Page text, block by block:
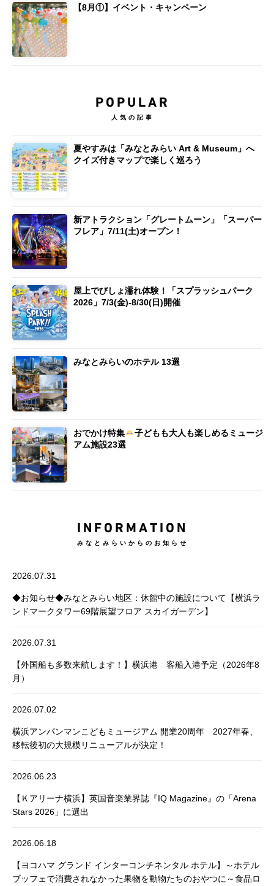
【8月①】イベント・キャンペーン
POPULAR
人気の記事
夏やすみは「みなとみらい Art & Museum」へ
クイズ付きマップで楽しく巡ろう
新アトラクション「グレートムーン」「スーパー
フレア」7/11(土)オープン！
屋上でびしょ濡れ体験！「スプラッシュパーク
2026」7/3(金)-8/30(日)開催
みなとみらいのホテル 13選
おでかけ特集
子どもも大人も楽しめるミュージ
アム施設23選
INFORMATION
みなとみらいからのお知らせ
2026.07.31
◆お知らせ◆みなとみらい地区：休館中の施設について【横浜ラ
ンドマークタワー69階展望フロア スカイガーデン】
2026.07.31
【外国船も多数来航します！】横浜港 客船入港予定（2026年8
月）
2026.07.02
横浜アンパンマンこどもミュージアム 開業20周年 2027年春、
移転後初の大規模リニューアルが決定！
2026.06.23
【Ｋアリーナ横浜】英国音楽業界誌『IQ Magazine』の「Arena
Stars 2026」に選出
2026.06.18
【ヨコハマ グランド インターコンチネンタル ホテル】～ホテル
ブッフェで消費されなかった果物を動物たちのおやつに～食品ロ